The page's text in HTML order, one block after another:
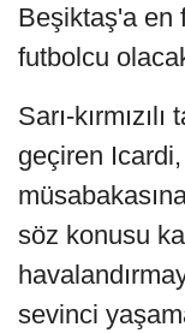
Beşiktaş'a en
futbolcu
Sarı-
geçiren
söz konusu
sevinci